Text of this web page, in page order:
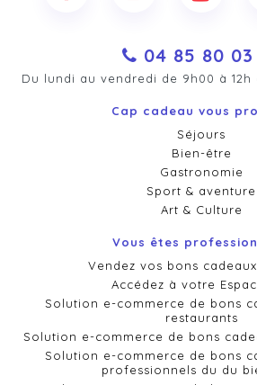
04 85 80 03
Du lundi au vendredi de 9h00 à 12h
Cap cadeau vous
Séjours
Bien-être
Gastronomie
Sport & aventure
Art & Culture
Vous êtes
Vendez vos bons
Accédez à votre
Solution e-commerce de bons
restaurants
Solution e-commerce de bons
Solution e-commerce de bons
professionnels du du